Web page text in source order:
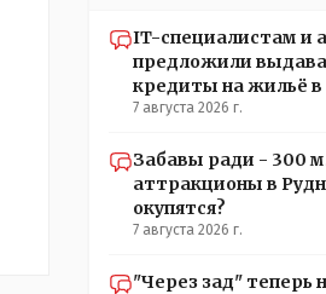
IT-специалистам и
предложили
кредиты на жильё в
7 августа 2026 г.
Забавы ради - 300
аттракционы в
окупятся?
7 августа 2026 г.
"Через зад" теперь